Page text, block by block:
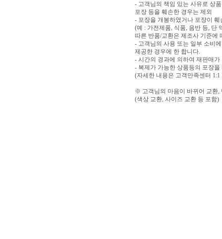
- 고객님의 책임 있는 사유로 상
포장 등을 훼손한 경우는 제외
- 포장을 개봉하였거나 포장이
(예 : 가전제품, 식품, 음반 등, 단
따른 반품/교환은 제조사 기준에
- 고객님의 사용 또는 일부 소비
제공한 경우에 한 합니다.
- 시간의 경과에 의하여 재판매
- 복제가 가능한 상품등의 포장을
(자세한 내용은 고객만족센터
※ 고객님의 마음이 바뀌어 교환,
(색상 교환, 사이즈 교환 등 포함)